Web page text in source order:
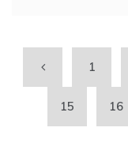
1
15 16